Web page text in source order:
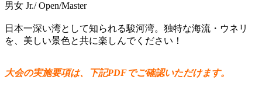
男女 Jr./ Open/Master
日本一深い湾として知られる駿河湾。独特な海流・ウネリ
を、美しい景色と共に楽しんでください！
大会の実施要項は、下記PDFでご確認いただけます。